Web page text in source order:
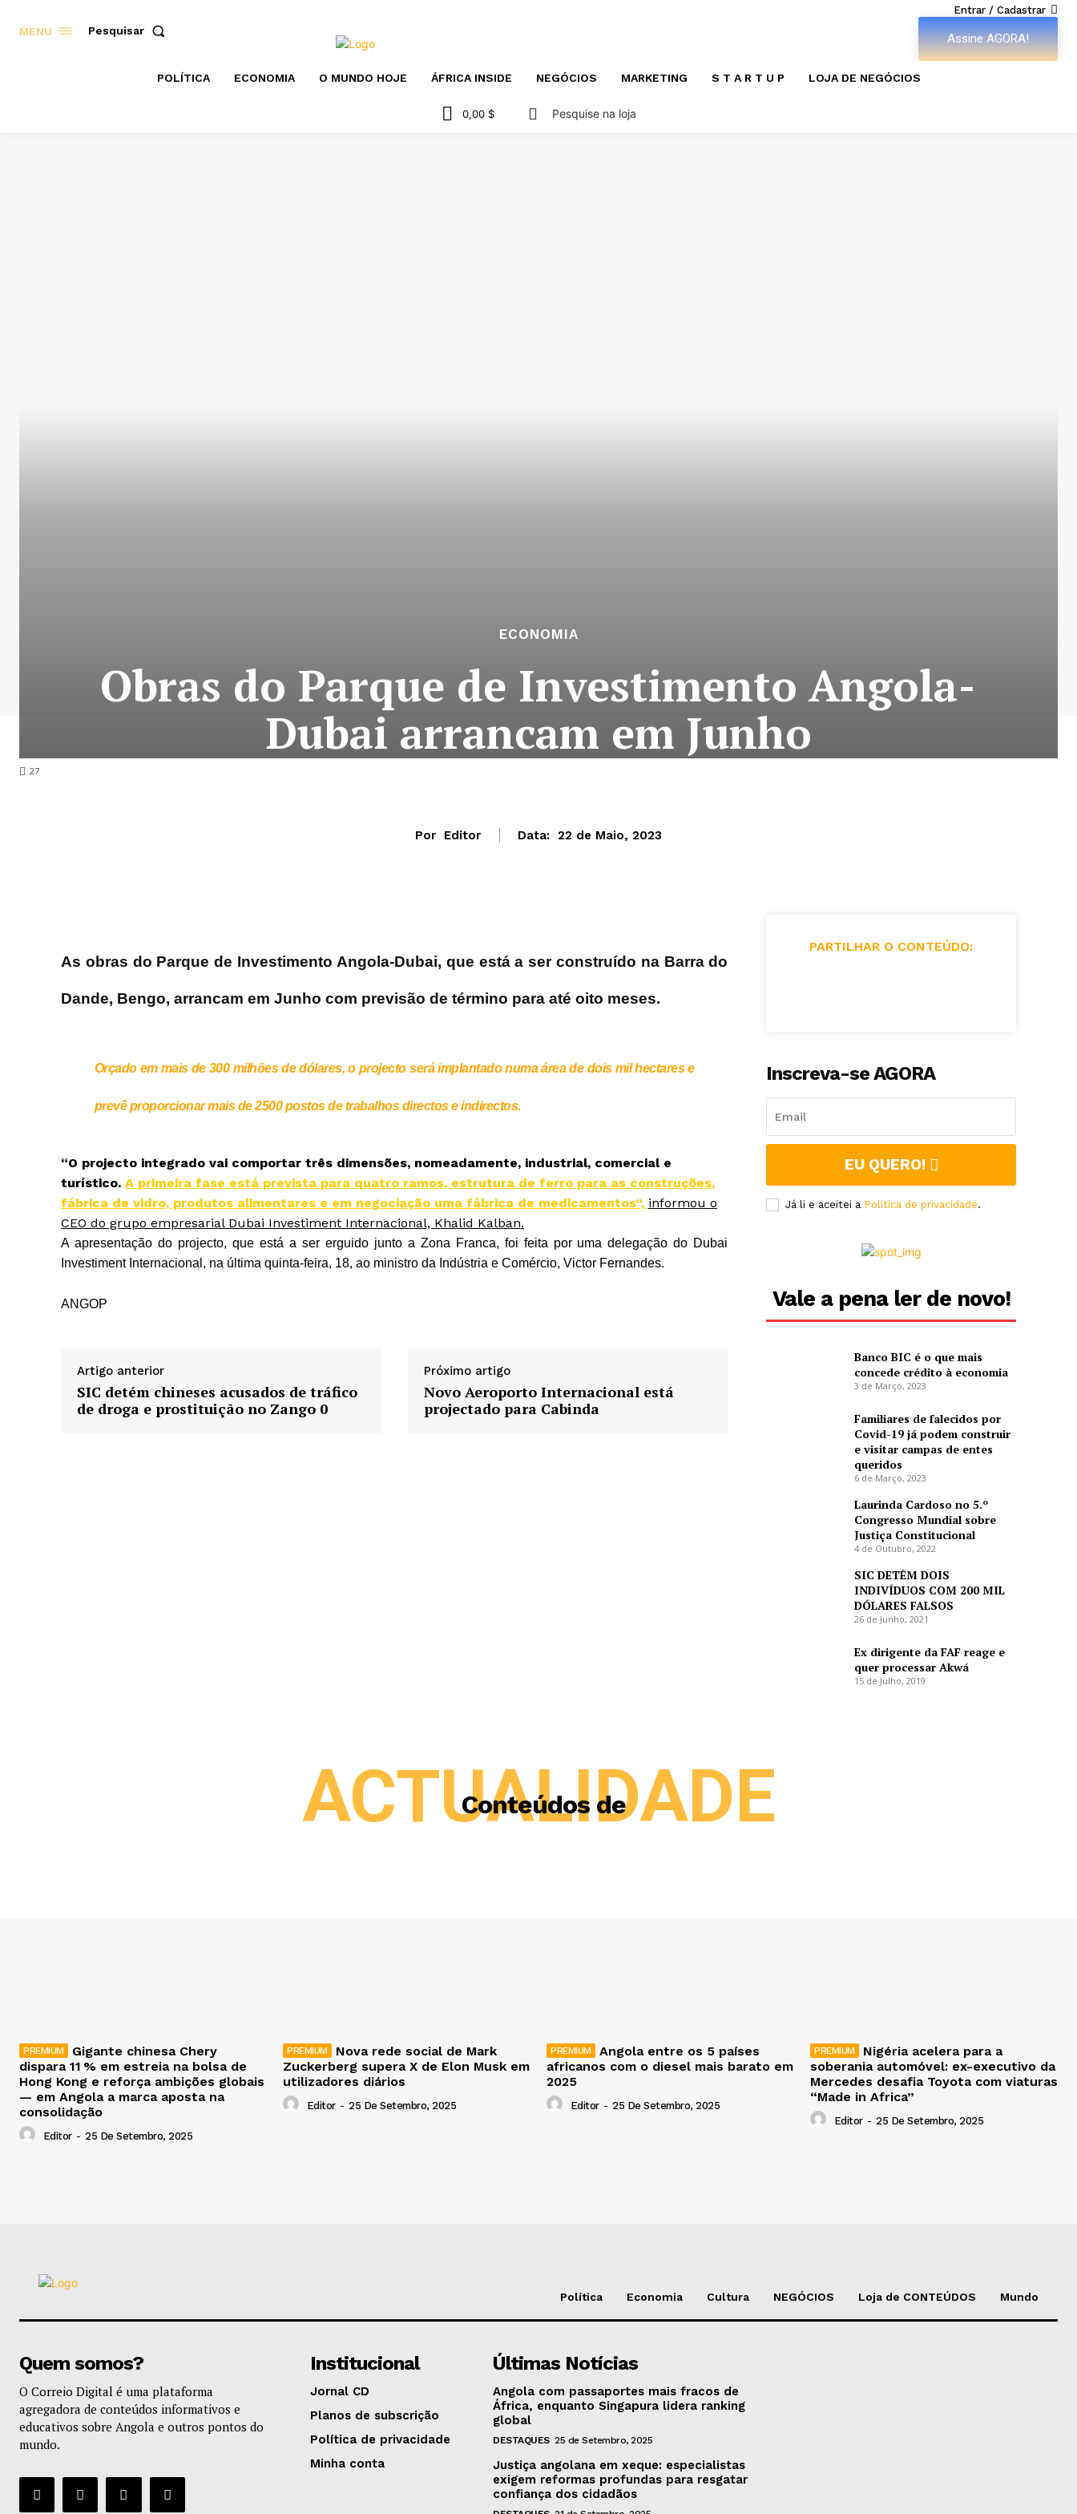
MENU Pesquisar
Entrar / Cadastrar
Assine AGORA!
POLÍTICA ECONOMIA O MUNDO HOJE ÁFRICA INSIDE NEGÓCIOS MARKETING S T A R T U P LOJA DE NEGÓCIOS
0,00 $ Pesquise na loja
27
ECONOMIA
Obras do Parque de Investimento Angola-
Dubai arrancam em Junho
Por Editor Data: 22 de Maio, 2023
As obras do Parque de Investimento Angola-Dubai, que está a ser construído na Barra do
Dande, Bengo, arrancam em Junho com previsão de término para até oito meses.
Orçado em mais de 300 milhões de dólares, o projecto será implantado numa área de dois mil hectares e
prevê proporcionar mais de 2500 postos de trabalhos directos e indirectos.
“O projecto integrado vai comportar três dimensões, nomeadamente, industrial, comercial e
turístico. A primeira fase está prevista para quatro ramos, estrutura de ferro para as construções,
fábrica de vidro, produtos alimentares e em negociação uma fábrica de medicamentos”, informou o
CEO do grupo empresarial Dubai Investiment Internacional, Khalid Kalban.
A apresentação do projecto, que está a ser erguido junto a Zona Franca, foi feita por uma delegação do Dubai
Investiment Internacional, na última quinta-feira, 18, ao ministro da Indústria e Comércio, Victor Fernandes.
ANGOP
Artigo anterior
SIC detém chineses acusados de tráfico
de droga e prostituição no Zango 0
Próximo artigo
Novo Aeroporto Internacional está
projectado para Cabinda
PARTILHAR O CONTEÚDO:
Inscreva-se AGORA
EU QUERO!
Já li e aceitei a Política de privacidade.
Vale a pena ler de novo!
Banco BIC é o que mais
concede crédito à economia
3 de Março, 2023
Familiares de falecidos por
Covid-19 já podem construir
e visitar campas de entes
queridos
6 de Março, 2023
Laurinda Cardoso no 5.º
Congresso Mundial sobre
Justiça Constitucional
4 de Outubro, 2022
SIC DETÊM DOIS
INDIVÍDUOS COM 200 MIL
DÓLARES FALSOS
26 de Junho, 2021
Ex dirigente da FAF reage e
quer processar Akwá
15 de Julho, 2019
Conteúdos de
ACTUALIDADE
Gigante chinesa Chery
dispara 11 % em estreia na bolsa de
Hong Kong e reforça ambições globais
— em Angola a marca aposta na
consolidação
Editor - 25 De Setembro, 2025
Nova rede social de Mark
Zuckerberg supera X de Elon Musk em
utilizadores diários
Editor - 25 De Setembro, 2025
Angola entre os 5 países
africanos com o diesel mais barato em
2025
Editor - 25 De Setembro, 2025
Nigéria acelera para a
soberania automóvel: ex-executivo da
Mercedes desafia Toyota com viaturas
“Made in Africa”
Editor - 25 De Setembro, 2025
Política Economia Cultura NEGÓCIOS Loja de CONTEÚDOS Mundo
Quem somos?
O Correio Digital é uma plataforma
agregadora de conteúdos informativos e
educativos sobre Angola e outros pontos do
mundo.
Institucional
Jornal CD
Planos de subscrição
Política de privacidade
Minha conta
Últimas Notícias
Angola com passaportes mais fracos de
África, enquanto Singapura lidera ranking
global
DESTAQUES 25 de Setembro, 2025
Justiça angolana em xeque: especialistas
exigem reformas profundas para resgatar
confiança dos cidadãos